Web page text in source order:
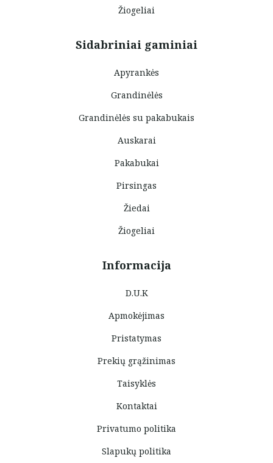
Žiogeliai
Sidabriniai gaminiai
Apyrankės
Grandinėlės
Grandinėlės su pakabukais
Auskarai
Pakabukai
Pirsingas
Žiedai
Žiogeliai
Informacija
D.U.K
Apmokėjimas
Pristatymas
Prekių grąžinimas
Taisyklės
Kontaktai
Privatumo politika
Slapukų politika